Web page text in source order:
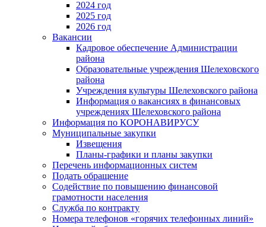
2024 год
2025 год
2026 год
Вакансии
Кадровое обеспечение Администрации
района
Образовательные учреждения Шелеховского
района
Учреждения культуры Шелеховского района
Информация о вакансиях в финансовых
учреждениях Шелеховского района
Информация по КОРОНАВИРУСУ
Муниципальные закупки
Извещения
Планы-графики и планы закупки
Перечень информационных систем
Подать обращение
Содействие по повышению финансовой
грамотности населения
Служба по контракту
Номера телефонов «горячих телефонных линий»